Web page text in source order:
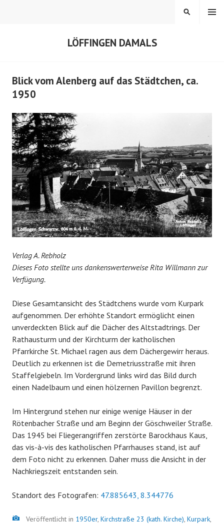
LÖFFINGEN DAMALS
MENÜ
SUCHEN
Blick vom Alenberg auf das Städtchen, ca.
1950
Verlag A. Rebholz
Dieses Foto stellte uns dankenswerterweise Rita Willmann zur
Verfügung.
Diese Gesamtansicht des Städtchens wurde vom Kurpark
aufgenommen. Der erhöhte Standort ermöglicht einen
unverdeckten Blick auf die Dächer des Altstadtrings. Der
Rathausturm und der Kirchturm der katholischen
Pfarrkirche St. Michael ragen aus dem Dächergewirr heraus.
Deutlich zu erkennen ist die Demetriusstraße mit ihren
Staffelgiebeln. Im Vordergrund links wird das Bild durch
einen Nadelbaum und einen hölzernen Pavillon begrenzt.
Im Hintergrund stehen nur einige wenige Häuser in der
Rötenbacher Straße und am Beginn der Göschweiler Straße.
Das 1945 bei Fliegerangriffen zerstörte Barockhaus Kaus,
das vis-à-vis des katholischen Pfarrhauses stand, ist auf
dem Foto nicht zu erkennen. Daher muss die Ansicht in der
Nachkriegszeit entstanden sein.
Standort des Fotografen: 47.885643, 8.344776
Bild
Veröffentlicht in 1950er, Kirchstraße 23 (kath. Kirche), Kurpark,